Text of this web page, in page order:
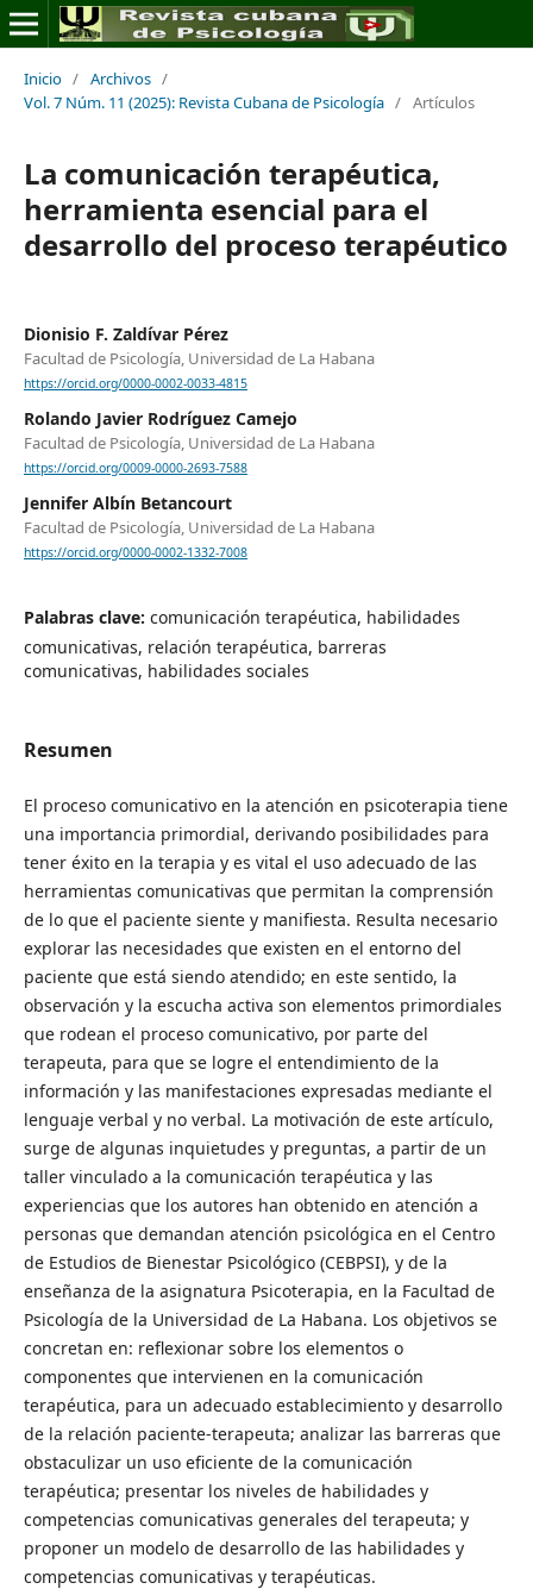
Inicio / Archivos /
Vol. 7 Núm. 11 (2025): Revista Cubana de Psicología / Artículos
La comunicación terapéutica,
herramienta esencial para el
desarrollo del proceso terapéutico
Dionisio F. Zaldívar Pérez
Facultad de Psicología, Universidad de La Habana
https://orcid.org/0000-0002-0033-4815
Rolando Javier Rodríguez Camejo
Facultad de Psicología, Universidad de La Habana
https://orcid.org/0009-0000-2693-7588
Jennifer Albín Betancourt
Facultad de Psicología, Universidad de La Habana
https://orcid.org/0000-0002-1332-7008
Palabras clave: comunicación terapéutica, habilidades
comunicativas, relación terapéutica, barreras
comunicativas, habilidades sociales
Resumen
El proceso comunicativo en la atención en psicoterapia tiene
una importancia primordial, derivando posibilidades para
tener éxito en la terapia y es vital el uso adecuado de las
herramientas comunicativas que permitan la comprensión
de lo que el paciente siente y manifiesta. Resulta necesario
explorar las necesidades que existen en el entorno del
paciente que está siendo atendido; en este sentido, la
observación y la escucha activa son elementos primordiales
que rodean el proceso comunicativo, por parte del
terapeuta, para que se logre el entendimiento de la
información y las manifestaciones expresadas mediante el
lenguaje verbal y no verbal. La motivación de este artículo,
surge de algunas inquietudes y preguntas, a partir de un
taller vinculado a la comunicación terapéutica y las
experiencias que los autores han obtenido en atención a
personas que demandan atención psicológica en el Centro
de Estudios de Bienestar Psicológico (CEBPSI), y de la
enseñanza de la asignatura Psicoterapia, en la Facultad de
Psicología de la Universidad de La Habana. Los objetivos se
concretan en: reflexionar sobre los elementos o
componentes que intervienen en la comunicación
terapéutica, para un adecuado establecimiento y desarrollo
de la relación paciente-terapeuta; analizar las barreras que
obstaculizar un uso eficiente de la comunicación
terapéutica; presentar los niveles de habilidades y
competencias comunicativas generales del terapeuta; y
proponer un modelo de desarrollo de las habilidades y
competencias comunicativas y terapéuticas.